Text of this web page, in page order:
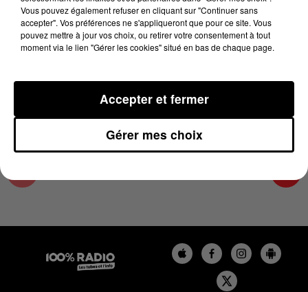
L'AGENDA DU SUD TARN DU 06/11/2025 À
06H48
L'AGENDA DU SUD TARN
Vous pouvez également refuser en cliquant sur "Continuer sans
accepter". Vos préférences ne s'appliqueront que pour ce site. Vous
pouvez mettre à jour vos choix, ou retirer votre consentement à tout
moment via le lien "Gérer les cookies" situé en bas de chaque page.
Gérer mes choix
Accepter et fermer